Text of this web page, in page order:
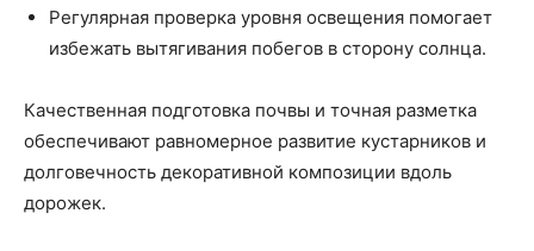
Регулярная проверка уровня освещения помогает
избежать вытягивания побегов в сторону солнца.
Качественная подготовка почвы и точная разметка
обеспечивают равномерное развитие кустарников и
долговечность декоративной композиции вдоль
дорожек.